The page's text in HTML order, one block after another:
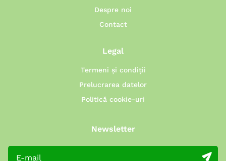
Despre noi
Contact
Legal
Termeni și condiții
Prelucrarea datelor
Politică cookie-uri
Newsletter